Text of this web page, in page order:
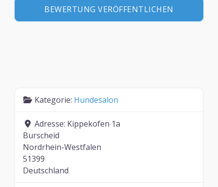
Kategorie: Hundesalon
Adresse: Kippekofen 1a
Burscheid
Nordrhein-Westfalen
51399
Deutschland